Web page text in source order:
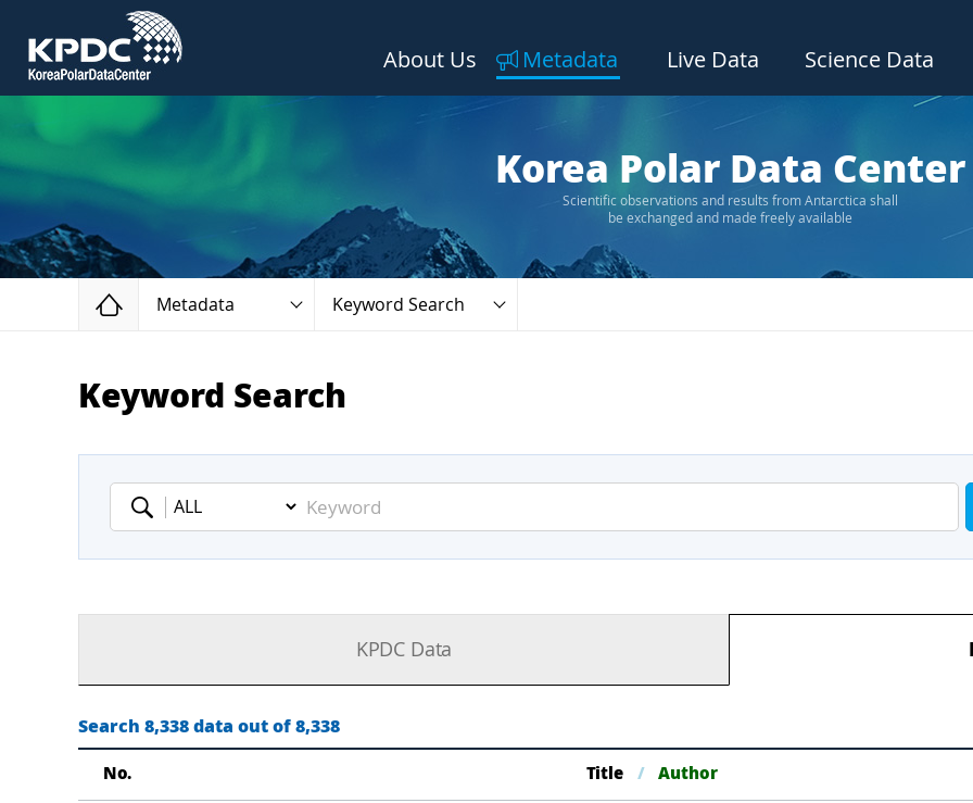
About Us Metadata Live Data Science Data
Korea Polar Data Center
Scientific observations and results from Antarctica shall
be exchanged and made freely available
Home
Metadata Keyword Search
Keyword Search
Keyword
KPDC Data
Search 8,338 data out of 8,338
No. Title / Author